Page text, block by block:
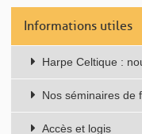
Informations utiles
Harpe Celtique :
Nos séminaires de
Accès et logis